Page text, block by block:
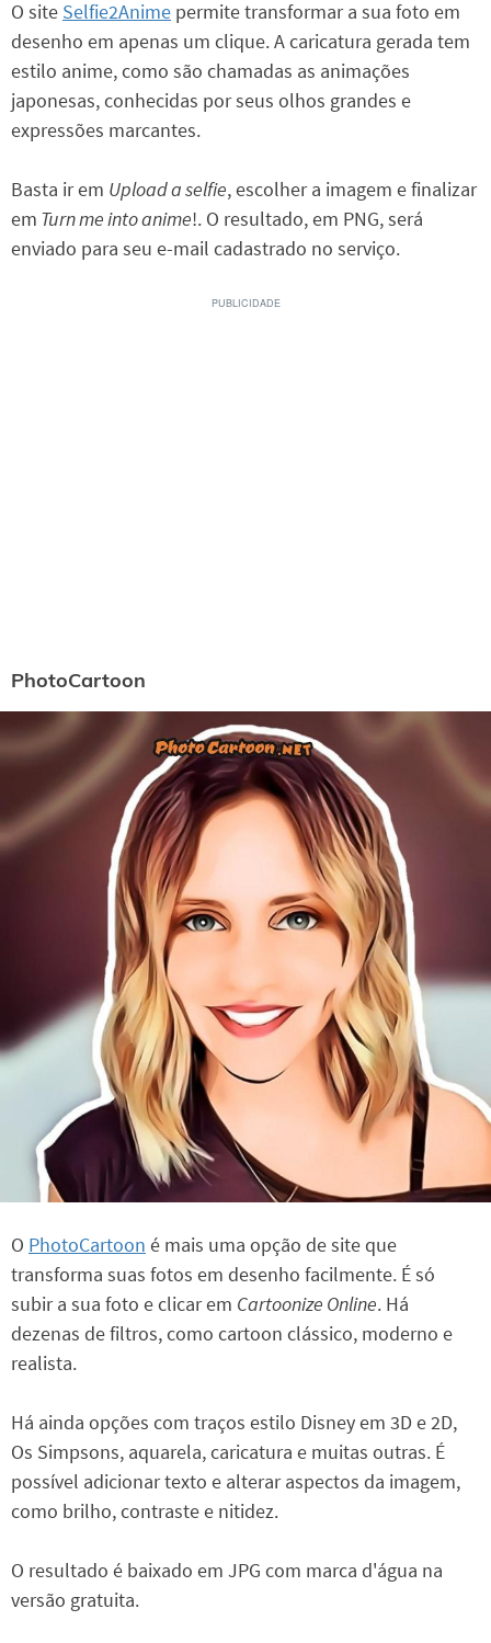
O site Selfie2Anime permite transformar a sua foto em
desenho em apenas um clique. A caricatura gerada tem
estilo anime, como são chamadas as animações
japonesas, conhecidas por seus olhos grandes e
expressões marcantes.
Basta ir em Upload a selfie, escolher a imagem e finalizar
em Turn me into anime!. O resultado, em PNG, será
enviado para seu e-mail cadastrado no serviço.
PhotoCartoon
O PhotoCartoon é mais uma opção de site que
transforma suas fotos em desenho facilmente. É só
subir a sua foto e clicar em Cartoonize Online. Há
dezenas de filtros, como cartoon clássico, moderno e
realista.
Há ainda opções com traços estilo Disney em 3D e 2D,
Os Simpsons, aquarela, caricatura e muitas outras. É
possível adicionar texto e alterar aspectos da imagem,
como brilho, contraste e nitidez.
O resultado é baixado em JPG com marca d'água na
versão gratuita.